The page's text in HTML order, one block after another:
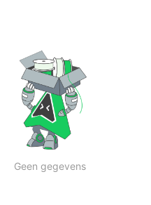
Geen gegevens